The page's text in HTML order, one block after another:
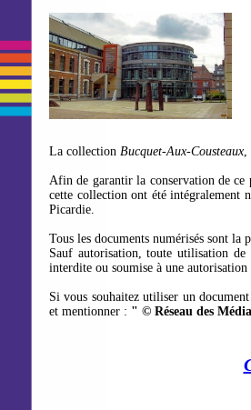
La collection Bucquet-Aux-Cousteaux,
Afin de garantir la conservation de ce
cette collection ont été intégralement
Picardie.
Tous les documents numérisés sont la
Sauf autorisation, toute utilisation
interdite ou soumise à une
Si vous souhaitez utiliser un
et mentionner : " © Réseau des